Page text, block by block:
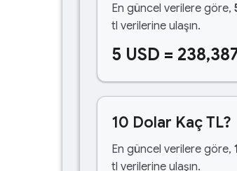
En güncel verilere göre,
tl verilerine ulaşın.
5 USD =
10 Dolar Kaç TL?
En güncel verilere göre,
tl verilerine ulaşın.